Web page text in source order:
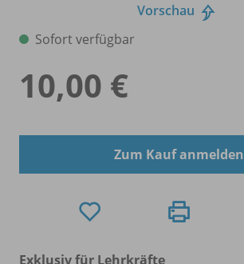
Vorschau
Sofort verfügbar
10,00 €
Zum Kauf anmelden
Exklusiv für Lehrkräfte